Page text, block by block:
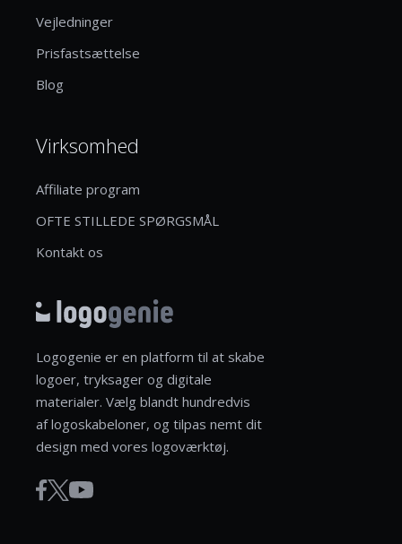
Vejledninger
Prisfastsættelse
Blog
Virksomhed
Affiliate program
OFTE STILLEDE SPØRGSMÅL
Kontakt os
Logogenie er en platform til at skabe
logoer, tryksager og digitale
materialer. Vælg blandt hundredvis
af logoskabeloner, og tilpas nemt dit
design med vores logoværktøj.